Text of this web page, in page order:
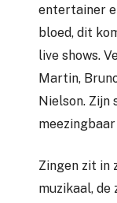
entertainer
bloed, dit
live shows.
Martin,
Nielson. Zijn
Zingen zit in
muzikaal,